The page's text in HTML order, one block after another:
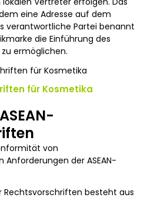
eine Adresse auf dem
verantwortliche Partei benannt
die Einführung des
ermöglichen.
für Kosmetika
von
der ASEAN-
Rechtsvorschriften besteht aus